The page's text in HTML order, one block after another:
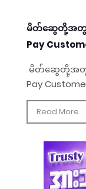
မိတ်ဆွေတို့အတွက်
Pay
မိတ်ဆွေတို့အတွ
Pay
Read More